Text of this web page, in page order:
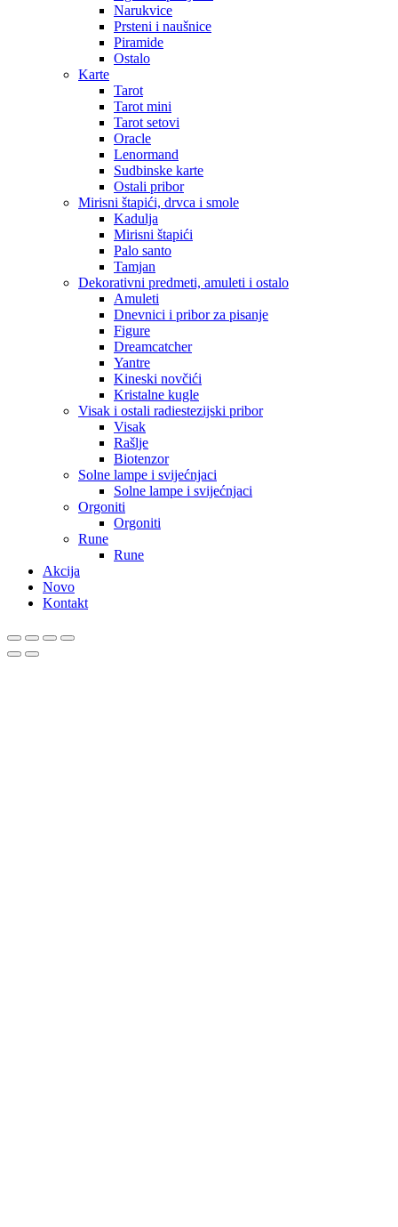
Narukvice
Prsteni i naušnice
Piramide
Ostalo
Karte
Tarot
Tarot mini
Tarot setovi
Oracle
Lenormand
Sudbinske karte
Ostali pribor
Mirisni štapići, drvca i smole
Kadulja
Mirisni štapići
Palo santo
Tamjan
Dekorativni predmeti, amuleti i ostalo
Amuleti
Dnevnici i pribor za pisanje
Figure
Dreamcatcher
Yantre
Kineski novčići
Kristalne kugle
Visak i ostali radiestezijski pribor
Visak
Rašlje
Biotenzor
Solne lampe i svijećnjaci
Solne lampe i svijećnjaci
Orgoniti
Orgoniti
Rune
Rune
Akcija
Novo
Kontakt